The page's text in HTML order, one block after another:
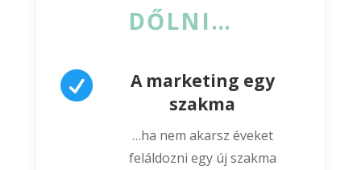
DŐLNI…

A marketing egy
szakma
…ha nem akarsz éveket
feláldozni egy új szakma